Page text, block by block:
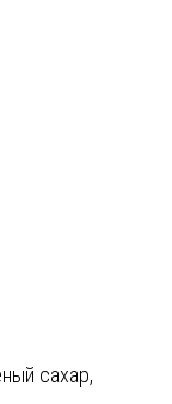
сахар,